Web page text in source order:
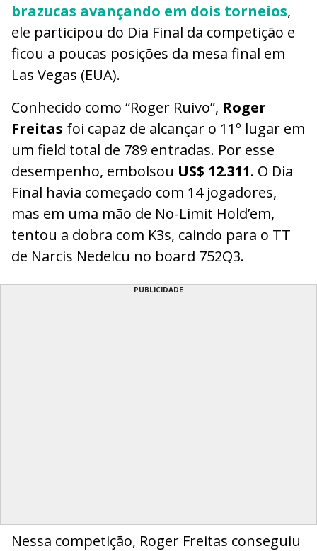
brazucas avançando em dois torneios,
ele participou do Dia Final da competição e
ficou a poucas posições da mesa final em
Las Vegas (EUA).
Conhecido como “Roger Ruivo”, Roger
Freitas foi capaz de alcançar o 11º lugar em
um field total de 789 entradas. Por esse
desempenho, embolsou US$ 12.311. O Dia
Final havia começado com 14 jogadores,
mas em uma mão de No-Limit Hold’em,
tentou a dobra com K3s, caindo para o TT
de Narcis Nedelcu no board 752Q3.
PUBLICIDADE
Nessa competição, Roger Freitas conseguiu